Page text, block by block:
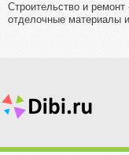
Строительство и
отделочные материалы